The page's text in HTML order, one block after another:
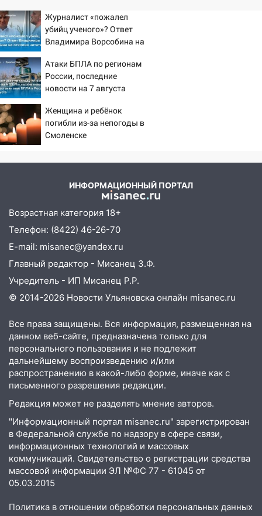
Журналист «пожалел
убийц ученого»? Ответ
Владимира Ворсобина на
Атаки БПЛА по регионам
России, последние
новости на 7 августа
на склады Wildberries,
состояние пострадавших
Женщина и ребёнок
погибли из-за непогоды в
Смоленске
ИНФОРМАЦИОННЫЙ ПОРТАЛ
Возрастная категория 18+
Телефон: (8422) 46-26-70
E-mail: misanec@yandex.ru
Главный редактор - Мисанец З.Ф.
Учредитель - ИП Мисанец Р.Р.
© 2014-2026 Новости Ульяновска онлайн misanec.ru
Все права защищены. Вся информация, размещенная на
данном веб-сайте, предназначена только для
персонального пользования и не подлежит
дальнейшему воспроизведению и/или
распространению в какой-либо форме, иначе как с
письменного разрешения редакции.
Редакция может не разделять мнение авторов.
"Информационный портал misanec.ru" зарегистрирован
в Федеральной службе по надзору в сфере связи,
информационных технологий и массовых
коммуникаций. Свидетельство о регистрации средства
массовой информации ЭЛ №ФС 77 - 61045 от
05.03.2015
Политика в отношении обработки персональных данных